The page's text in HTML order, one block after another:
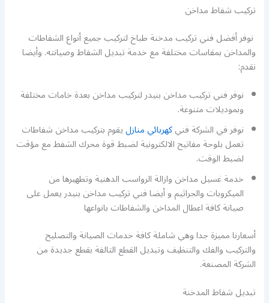
تركيب شفاط مداخن
نوفر أفضل فني تركيب مدخنة طباخ لتركيب جميع أنواع الشفاطات
والمداخن بمقاسات مختلفة مع خدمة تبديل الشفاط وصيانته. وأيضا
نقدم:
نوفر فني تركيب مداخن بنيدر لتركيب مداخن بعدة خامات مختلفة
وبموديلات متنوعة.
نوفر في الشركة فنيكهربائي منازليقوم بتركيب مداخن شفاطات
تعمل بلوحة مفاتيح الالكترونية لضبط قوة محرك الشفط مع مؤقت
لضبط الوقت.
خدمة غسيل مداخن وازالة الرواسب الدهنية وتطهيرها من
الميكروبات والجراثيم و أيضا فني تركيب مداخن بنيدر يعمل على
صيانة كافة اعطال المداخن والشفاطات بانواعها
أسعارنا مميزة جدا وهي شاملة كافة خدمات الصيانة والتصليح
والتركيب والفك والتنظيف وتبديل القطع التالفة بقطع جديدة من
الشركة المصنعة.
تبديل شفاط المدخنة